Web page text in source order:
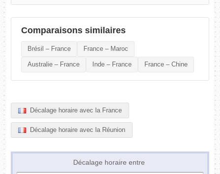
Comparaisons similaires
Brésil – France France – Maroc
Australie – France Inde – France France – Chine
Décalage horaire avec la France
Décalage horaire avec la Réunion
Décalage horaire entre